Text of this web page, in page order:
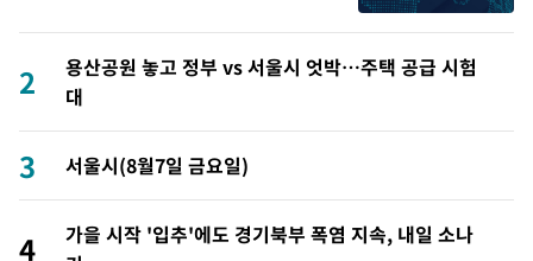
2
용산공원 놓고 정부 vs 서울시 엇박…주택 공급 시험
대
3 서울시(8월7일 금요일)
4
가을 시작 '입추'에도 경기북부 폭염 지속, 내일 소나